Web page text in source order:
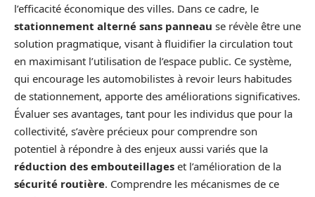
l’efficacité économique des villes. Dans ce cadre, le
stationnement alterné sans panneau se révèle être une
solution pragmatique, visant à fluidifier la circulation tout
en maximisant l’utilisation de l’espace public. Ce système,
qui encourage les automobilistes à revoir leurs habitudes
de stationnement, apporte des améliorations significatives.
Évaluer ses avantages, tant pour les individus que pour la
collectivité, s’avère précieux pour comprendre son
potentiel à répondre à des enjeux aussi variés que la
réduction des embouteillages et l’amélioration de la
sécurité routière. Comprendre les mécanismes de ce